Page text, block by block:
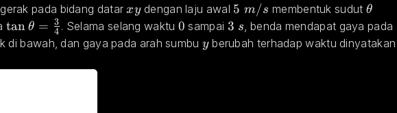
kg pada bidang datar xy
xy dengan laju awal 5 \space m/s
5 m/s membentuk sudut \theta
θ
\tan{\theta} = \frac{3}{4}
tan θ = 4
3 . Selama selang waktu 0
0 sampai 3 \space s
3 s , benda mendapat gaya pada
di bawah, dan gaya pada arah sumbu y
y berubah terhadap waktu dinyatakan